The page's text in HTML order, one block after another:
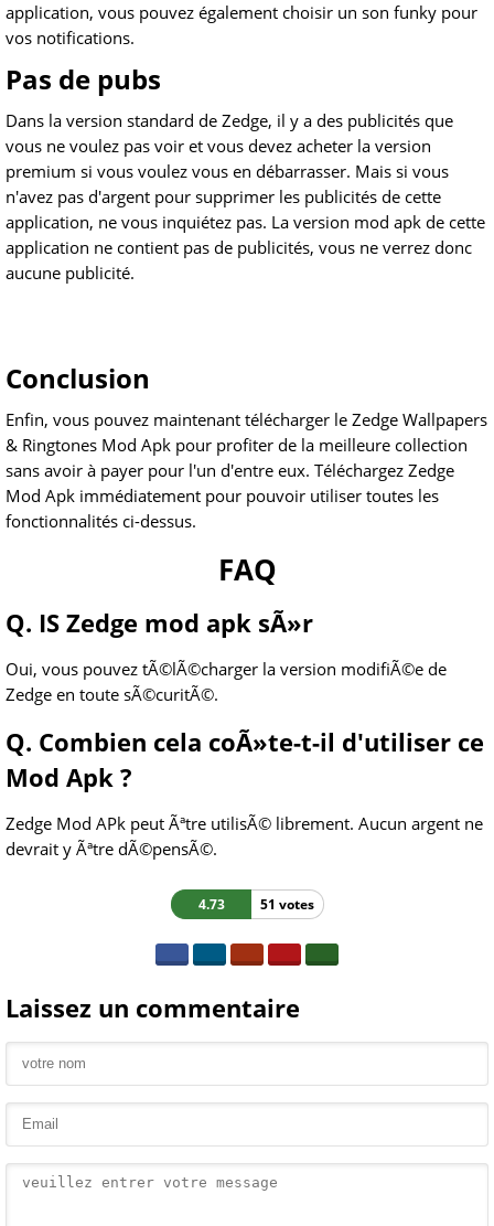
application, vous pouvez également choisir un son funky pour
vos notifications.
Pas de pubs
Dans la version standard de Zedge, il y a des publicités que
vous ne voulez pas voir et vous devez acheter la version
premium si vous voulez vous en débarrasser. Mais si vous
n'avez pas d'argent pour supprimer les publicités de cette
application, ne vous inquiétez pas. La version mod apk de cette
application ne contient pas de publicités, vous ne verrez donc
aucune publicité.
Conclusion
Enfin, vous pouvez maintenant télécharger le Zedge Wallpapers
& Ringtones Mod Apk pour profiter de la meilleure collection
sans avoir à payer pour l'un d'entre eux. Téléchargez Zedge
Mod Apk immédiatement pour pouvoir utiliser toutes les
fonctionnalités ci-dessus.
FAQ
Q. IS Zedge mod apk sÃ»r
Oui, vous pouvez tÃ©lÃ©charger la version modifiÃ©e de
Zedge en toute sÃ©curitÃ©.
Q. Combien cela coÃ»te-t-il d'utiliser ce
Mod Apk ?
Zedge Mod APk peut Ãªtre utilisÃ© librement. Aucun argent ne
devrait y Ãªtre dÃ©pensÃ©.
4.73 51 votes
Laissez un commentaire